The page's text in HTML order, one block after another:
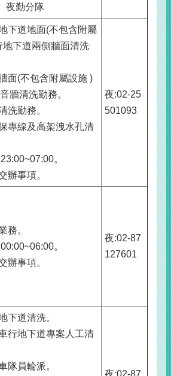
夜勤分隊
下道地面(不包含附屬
地下道兩側牆面清洗
面(不包含附屬設施 )
牆清洗勤務。
洗勤務。
專線及高架洩水孔清
。
辦事項。
夜:02-25
501093
務。
。
辦事項。
夜:02-87
127601
下道清洗。
行地下道專案人工清
隊員輪派。
夜:02-87